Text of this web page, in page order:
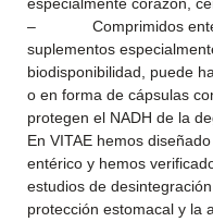
– Comprimidos
suplementos
biodisponibilidad, puede
o en forma de cápsulas
protegen el NADH de la
En VITAE hemos
entérico y hemos
estudios de
protección estomacal y la